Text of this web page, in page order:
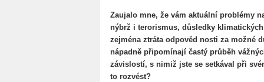
Zaujalo mne, že vám aktuální problémy
nýbrž i terorismus, důsledky
zejména ztráta odpověd nosti za možné
nápadně připomínají častý průběh
závislostí, s nimiž jste se setkával při
to rozvést?